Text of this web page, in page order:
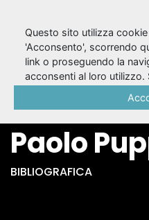
Il
canto 2.
Paolo
BIBLIOGRAFICA
Questo sito utilizza
'Acconsento', scorrendo
link o proseguendo la
acconsenti al loro utilizzo.